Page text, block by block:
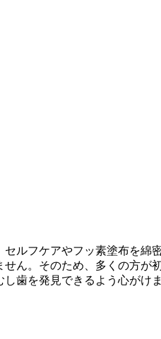
セルフケアやフッ素塗布を
ん。そのため、多くの方
歯を発見できるよう心がけま